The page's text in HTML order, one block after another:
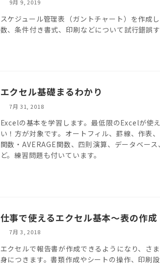
9月 9, 2019
スケジュール管理表（ガントチャート）を作成
数、条件付き書式、印刷などについて試行錯誤
エクセル基礎まるわかり
7月 31, 2018
Excelの基本を学習します。最低限のExcelが使
い！方が対象です。オートフィル、罫線、作表
関数・AVERAGE関数、四則演算、データベー
ど。練習問題も付いています。
仕事で使えるエクセル基本～表の作成
7月 3, 2018
エクセルで報告書が作成できるようになり、さ
身につきます。書類作成やシートの操作、印刷設